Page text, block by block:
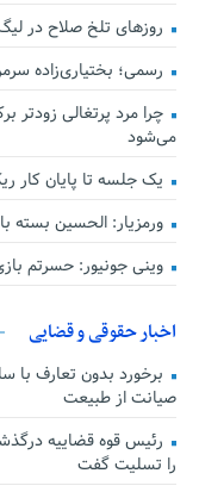
روزهای تلخ صلاح در
رسمی؛ بختیاری‌زاده
چرا مرد پرتغالی زودتر
می‌شود
یک جلسه تا پایان کار
ورمزیار: الحسین بسته
وینی جونیور: حسرتم
اخبار حقوقی و قضایی
برخورد بدون تعارف با
صیانت از طبیعت
رئیس قوه قضاییه
را تسلیت گفت